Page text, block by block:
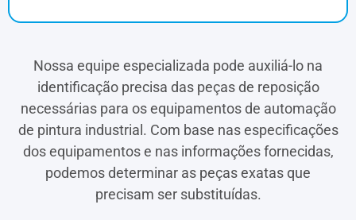
Nossa equipe especializada pode auxiliá-lo na
identificação precisa das peças de reposição
necessárias para os equipamentos de automação
de pintura industrial. Com base nas especificações
dos equipamentos e nas informações fornecidas,
podemos determinar as peças exatas que
precisam ser substituídas.